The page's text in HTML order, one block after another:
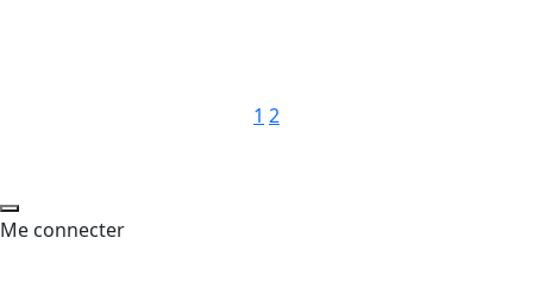
Pagination
1 2
Me connecter